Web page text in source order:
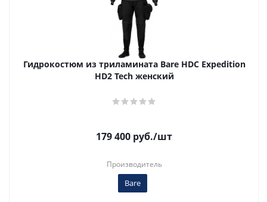
Гидрокостюм из триламината Bare HDC Expedition
HD2 Tech женский
179 400 руб./шт
Производитель
Bare